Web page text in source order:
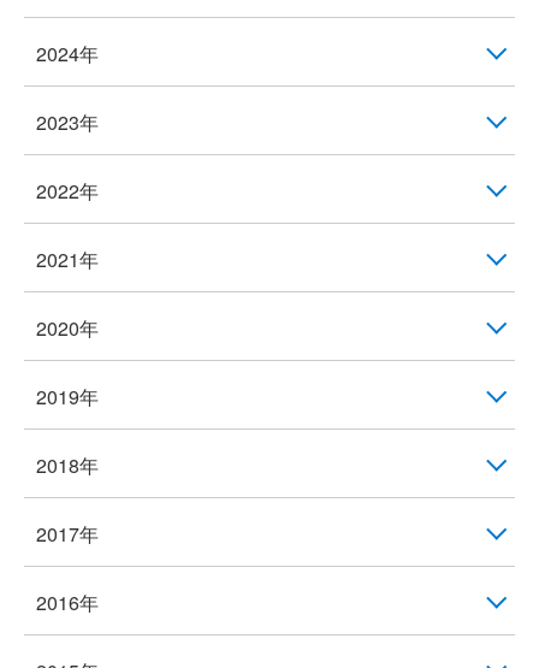
2024年
2023年
2022年
2021年
2020年
2019年
2018年
2017年
2016年